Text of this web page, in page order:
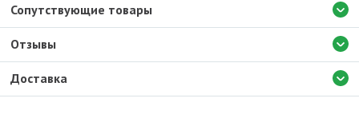
Доставка
Сопутствующие товары
Отзывы